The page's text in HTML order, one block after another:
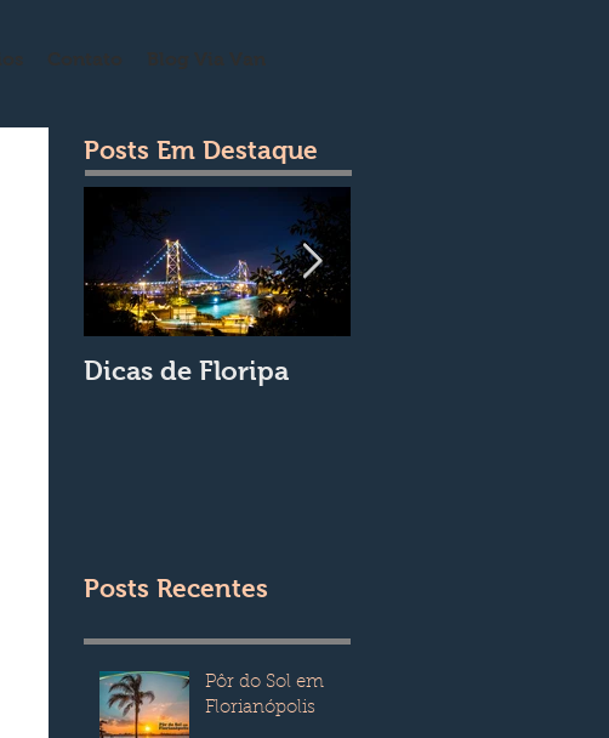
Posts Em Destaque
Dicas de Floripa
Posts Recentes
Pôr do Sol em
Florianópolis